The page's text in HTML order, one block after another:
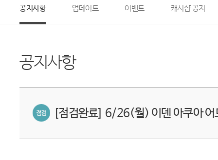
공지사항 업데이트 이벤트 캐시샵 공지
공지사항
[점검완료] 6/26(월) 이덴 아쿠아